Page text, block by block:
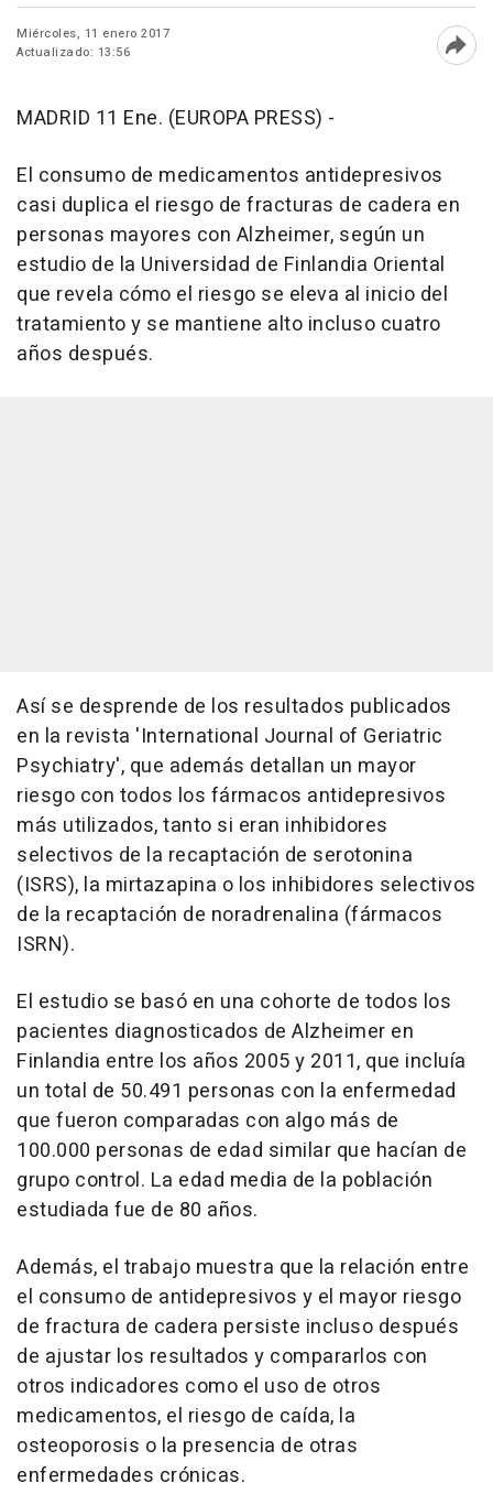
Miércoles, 11 enero 2017
Actualizado: 13:56
MADRID 11 Ene. (EUROPA PRESS) -
El consumo de medicamentos antidepresivos
casi duplica el riesgo de fracturas de cadera en
personas mayores con Alzheimer, según un
estudio de la Universidad de Finlandia Oriental
que revela cómo el riesgo se eleva al inicio del
tratamiento y se mantiene alto incluso cuatro
años después.
Así se desprende de los resultados publicados
en la revista 'International Journal of Geriatric
Psychiatry', que además detallan un mayor
riesgo con todos los fármacos antidepresivos
más utilizados, tanto si eran inhibidores
selectivos de la recaptación de serotonina
(ISRS), la mirtazapina o los inhibidores selectivos
de la recaptación de noradrenalina (fármacos
ISRN).
El estudio se basó en una cohorte de todos los
pacientes diagnosticados de Alzheimer en
Finlandia entre los años 2005 y 2011, que incluía
un total de 50.491 personas con la enfermedad
que fueron comparadas con algo más de
100.000 personas de edad similar que hacían de
grupo control. La edad media de la población
estudiada fue de 80 años.
Además, el trabajo muestra que la relación entre
el consumo de antidepresivos y el mayor riesgo
de fractura de cadera persiste incluso después
de ajustar los resultados y compararlos con
otros indicadores como el uso de otros
medicamentos, el riesgo de caída, la
osteoporosis o la presencia de otras
enfermedades crónicas.